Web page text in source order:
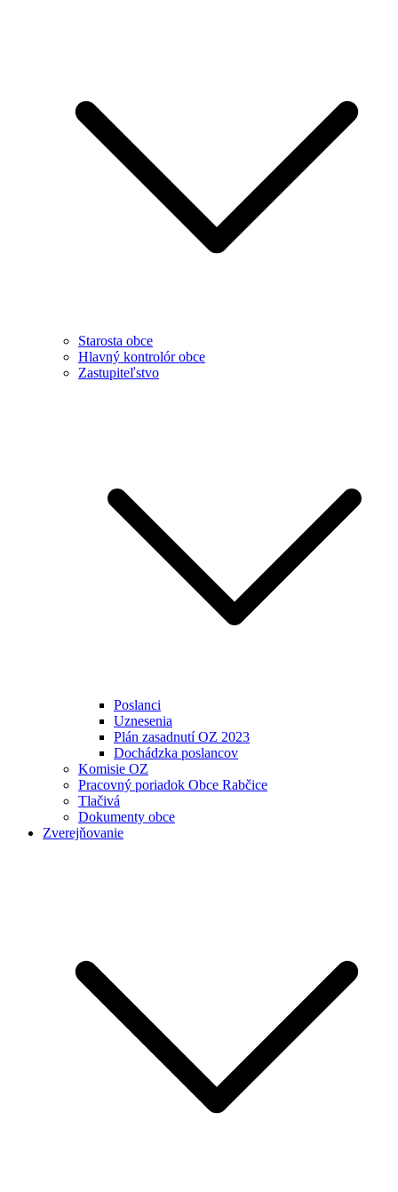
Starosta obce
Hlavný kontrolór obce
Zastupiteľstvo
Poslanci
Uznesenia
Plán zasadnutí OZ 2023
Dochádzka poslancov
Komisie OZ
Pracovný poriadok Obce Rabčice
Tlačivá
Dokumenty obce
Zverejňovanie